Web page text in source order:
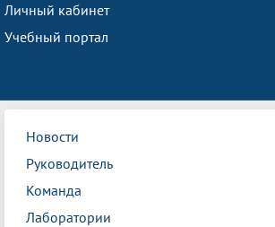
Личный кабинет
Учебный портал
Новости
Руководитель
Команда
Лаборатории